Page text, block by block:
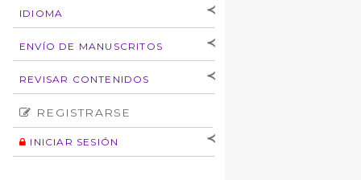
IDIOMA
[Español ] [English]
ENVÍO DE MANUSCRITOS
autores
Derechos de autoría
Normas éticas
REVISAR CONTENIDOS
Número
Autor
REGISTRARSE
INICIAR SESIÓN